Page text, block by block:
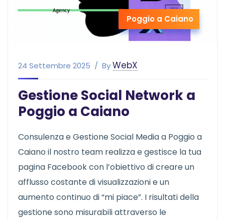
Poggio a Caiano
24 Settembre 2025 ByWebX
Gestione Social Network a
Poggio a Caiano
Consulenza e Gestione Social Media a Poggio a
Caiano il nostro team realizza e gestisce la tua
pagina Facebook con l’obiettivo di creare un
afflusso costante di visualizzazioni e un
aumento continuo di “mi piace”. I risultati della
gestione sono misurabili attraverso le